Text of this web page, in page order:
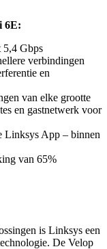
6E:
5,4 Gbps
verbindingen
en
van elke grootte
en gastnetwerk voor
Linksys App – binnen
van 65%
is Linksys een
De Velop